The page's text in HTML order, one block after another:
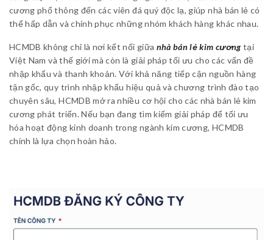
cương phổ thông đến các viên đá quý độc lạ, giúp nhà bán lẻ có
thể hấp dẫn và chinh phục những nhóm khách hàng khác nhau.
HCMDB không chỉ là nơi kết nối giữa nhà bán lẻ kim cương tại
Việt Nam và thế giới mà còn là giải pháp tối ưu cho các vấn đề
nhập khẩu và thanh khoản. Với khả năng tiếp cận nguồn hàng
tận gốc, quy trình nhập khẩu hiệu quả và chương trình đào tạo
chuyên sâu, HCMDB mở ra nhiều cơ hội cho các nhà bán lẻ kim
cương phát triển. Nếu bạn đang tìm kiếm giải pháp để tối ưu
hóa hoạt động kinh doanh trong ngành kim cương, HCMDB
chính là lựa chọn hoàn hảo.